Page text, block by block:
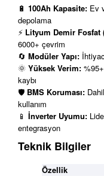
🔋 100Ah Kapasite: Ev
depolama
⚡ Lityum Demir Fosfat
6000+ çevrim
🔄 Modüler Yapı:
🌞 Yüksek Verim:
kaybı
🛡️ BMS Koruması:
kullanım
📱 İnverter Uyumu:
entegrasyon
Teknik Bilgiler
Özellik